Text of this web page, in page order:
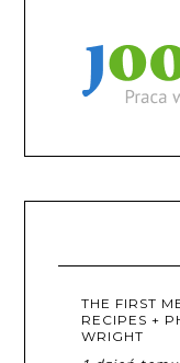
THE FIRST
RECIPES +
WRIGHT